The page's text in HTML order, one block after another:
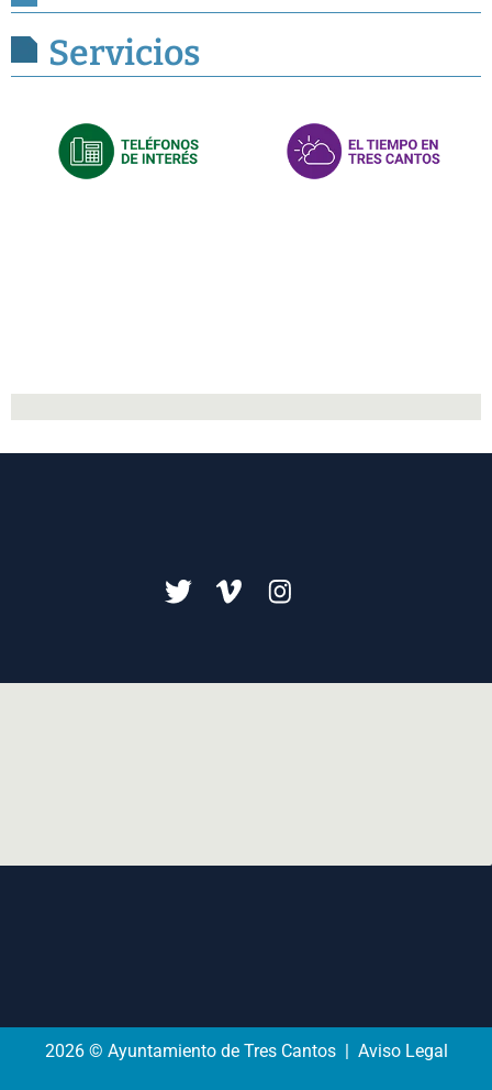
Servicios
2026 © Ayuntamiento de Tres Cantos | Aviso Legal